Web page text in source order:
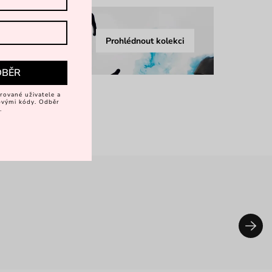
Prohlédnout kolekci
uživatele a
kódy. Odběr